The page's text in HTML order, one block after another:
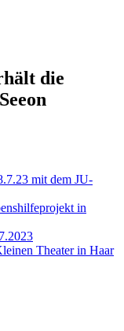
die
mit dem JU-
in
Theater in Haar